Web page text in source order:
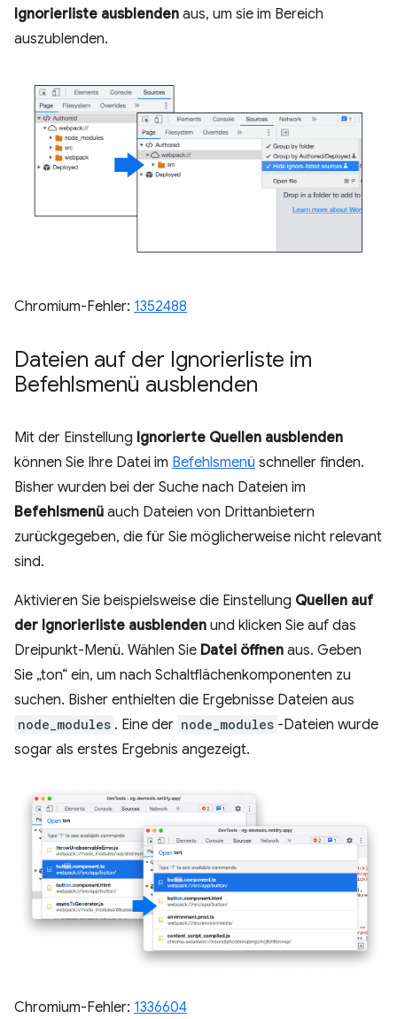
Ignorierliste ausblenden aus, um sie im Bereich
auszublenden.
Chromium-Fehler: 1352488
Dateien auf der Ignorierliste im
Befehlsmenü ausblenden
Mit der Einstellung Ignorierte Quellen ausblenden
können Sie Ihre Datei im Befehlsmenü schneller finden.
Bisher wurden bei der Suche nach Dateien im
Befehlsmenü auch Dateien von Drittanbietern
zurückgegeben, die für Sie möglicherweise nicht relevant
sind.
Aktivieren Sie beispielsweise die Einstellung Quellen auf
der Ignorierliste ausblenden und klicken Sie auf das
Dreipunkt-Menü. Wählen Sie Datei öffnen aus. Geben
Sie „ton“ ein, um nach Schaltflächenkomponenten zu
suchen. Bisher enthielten die Ergebnisse Dateien aus
node_modules . Eine der node_modules -Dateien wurde
sogar als erstes Ergebnis angezeigt.
Chromium-Fehler: 1336604